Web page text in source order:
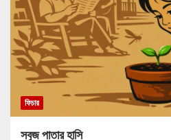
ফিচার
সবুজ পাতার হাসি